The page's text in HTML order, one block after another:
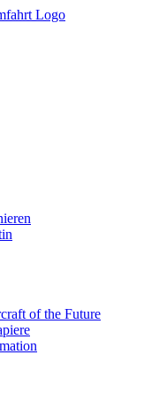
of the Future